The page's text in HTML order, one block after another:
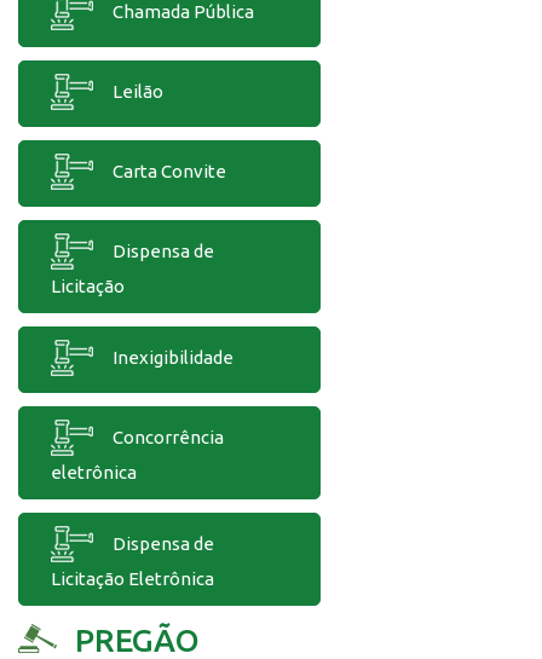
Chamada Pública
Leilão
Carta Convite
Dispensa de
Licitação
Inexigibilidade
Concorrência
eletrônica
Dispensa de
Licitação Eletrônica
PREGÃO